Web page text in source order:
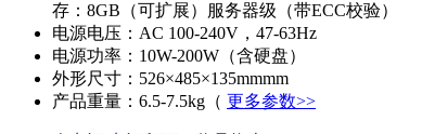
存：8GB（可扩展）服务器级（带ECC校验）
电源电压： AC 100-240V，47-63Hz
电源功率： 10W-200W（含硬盘）
外形尺寸： 526×485×135mmmm
产品重量： 6.5-7.5kg（ 更多参数>>